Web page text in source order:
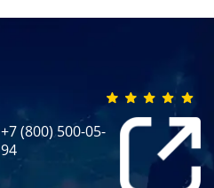
+7 (800) 500-05-
94